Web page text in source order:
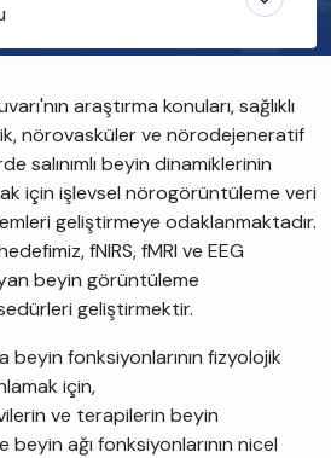
araştırma konuları, sağlıklı
nörovasküler ve nörodejeneratif
salınımlı beyin dinamiklerinin
için işlevsel nörogörüntüleme veri
geliştirmeye odaklanmaktadır.
fNIRS, fMRI ve EEG
beyin görüntüleme
geliştirmektir.
beyin fonksiyonlarının fizyolojik
için,
ve terapilerin beyin
ağı fonksiyonlarının nicel